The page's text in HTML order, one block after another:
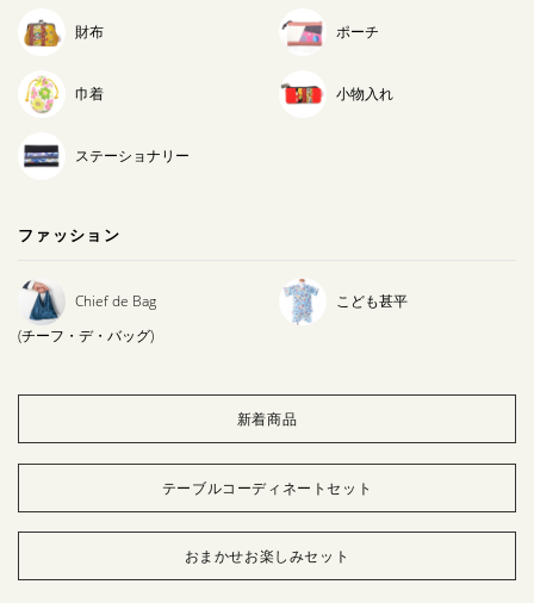
財布 ポーチ
巾着 小物入れ
ステーショナリー
ファッション
Chief de Bag
(チーフ・デ・バッグ)
こども甚平
新着商品
テーブルコーディネートセット
おまかせお楽しみセット